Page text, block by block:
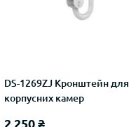
DS-1269ZJ Кронштейн для
корпусних камер
2 250 ₴